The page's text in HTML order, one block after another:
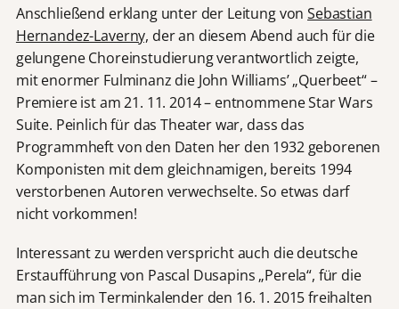
Anschließend erklang unter der Leitung vonSebastian
Hernandez-Laverny, der an diesem Abend auch für die
gelungene Choreinstudierung verantwortlich zeigte,
mit enormer Fulminanz die John Williams’ „Querbeet“ –
Premiere ist am 21. 11. 2014 – entnommene Star Wars
Suite. Peinlich für das Theater war, dass das
Programmheft von den Daten her den 1932 geborenen
Komponisten mit dem gleichnamigen, bereits 1994
verstorbenen Autoren verwechselte. So etwas darf
nicht vorkommen!
Interessant zu werden verspricht auch die deutsche
Erstaufführung von Pascal Dusapins „Perela“, für die
man sich im Terminkalender den 16. 1. 2015 freihalten